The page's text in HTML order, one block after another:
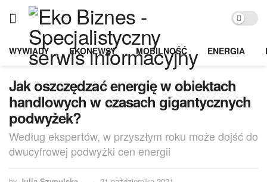
WYWIADY EKONEWSY MOBILNOŚĆ ENERGIA
Jak oszczędzać energię w obiektach
handlowych w czasach gigantycznych
podwyżek?
Według ekspertów, w przyszłym roku może dojść do
dwucyfrowej podwyżki cen energii